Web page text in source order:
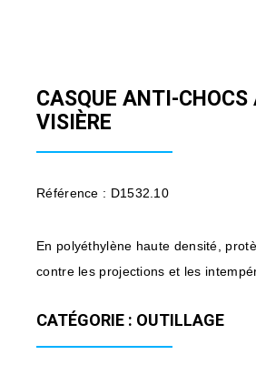
CASQUE ANTI-CHOCS
VISIÈRE
Référence : D1532.10
En polyéthylène haute densité,
contre les projections et les
CATÉGORIE : OUTILLAGE